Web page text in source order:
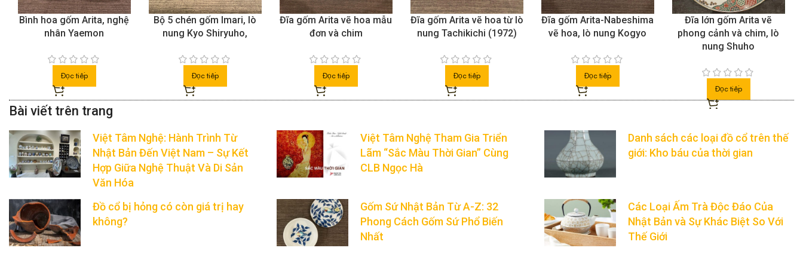
Bình hoa gốm Arita, nghệ
nhân Yaemon
Đọc tiếp
Bộ 5 chén gốm Imari, lò
nung Kyo Shiryuho,
Đọc tiếp
Đĩa gốm Arita vẽ hoa mẫu
đơn và chim
Đọc tiếp
Đĩa gốm Arita vẽ hoa từ lò
nung Tachikichi (1972)
Đọc tiếp
Đĩa gốm Arita-Nabeshima
vẽ hoa, lò nung Kogyo
Đọc tiếp
Đĩa lớn gốm Arita vẽ
phong cảnh và chim, lò
nung Shuho
Đọc tiếp
Việt Tâm Nghệ: Hành Trình Từ
Nhật Bản Đến Việt Nam – Sự Kết
Hợp Giữa Nghệ Thuật Và Di Sản
Văn Hóa
Việt Tâm Nghệ Tham Gia Triển
Lãm “Sắc Màu Thời Gian” Cùng
CLB Ngọc Hà
Danh sách các loại đồ cổ trên thế
giới: Kho báu của thời gian
Đồ cổ bị hỏng có còn giá trị hay
không?
Gốm Sứ Nhật Bản Từ A-Z: 32
Phong Cách Gốm Sứ Phổ Biến
Nhất
Các Loại Ấm Trà Độc Đáo Của
Nhật Bản và Sự Khác Biệt So Với
Thế Giới